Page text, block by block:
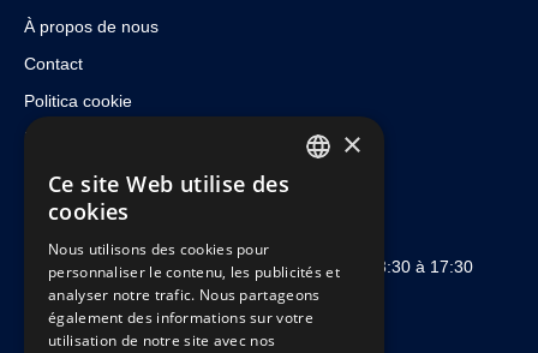
À propos de nous
Contact
Politica cookie
Politica de confidentialitate
Prendre rendez-vous
Lundi à Vendredi, de 08:30 à 12:30 et de 13:30 à 17:30
cabinet.tuleasca[at]lasource.ch
Avenue Jomini 8, Rez, 1004 Lausanne
ENGLISH
×
Ce site Web utilise des
cookies
Nous utilisons des cookies pour
personnaliser le contenu, les publicités et
analyser notre trafic. Nous partageons
également des informations sur votre
utilisation de notre site avec nos